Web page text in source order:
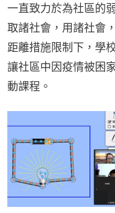
一直致力於為社區的
取諸社會，用諸社會
距離措施限制下，學
讓社區中因疫情被困
動課程。